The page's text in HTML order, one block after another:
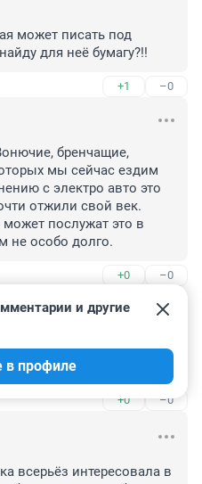
может писать под
для неё бумагу?!!
+1 –0
бренчащие,
мы сейчас ездим
с электро авто это
отжили свой век.
послужат это в
не особо долго.
+0 –0
человека это -
+0 –0
и другие
в профиле
всерьёз интересовала в